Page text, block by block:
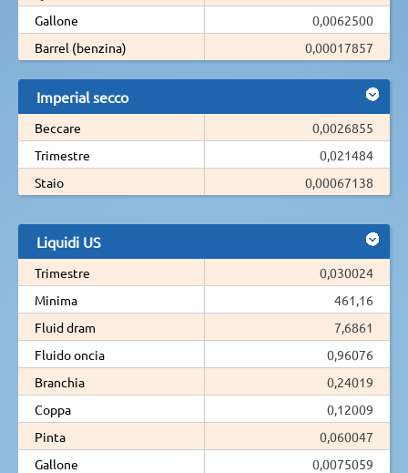
Gallone
0,0062500
Barrel (benzina)
0,00017857
Imperial secco
Beccare
0,0026855
Trimestre
0,021484
Staio
0,00067138
Liquidi US
Trimestre
0,030024
Minima
461,16
Fluid dram
7,6861
Fluido oncia
0,96076
Branchia
0,24019
Coppa
0,12009
Pinta
0,060047
Gallone
0,0075059